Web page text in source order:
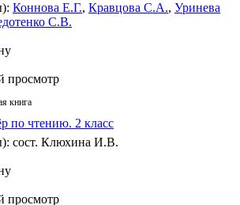
Коннова Е.Г., Кравцова С.А., Уринева
С.В.
просмотр
книга
по чтению. 2 класс
сост. Клюхина И.В.
просмотр